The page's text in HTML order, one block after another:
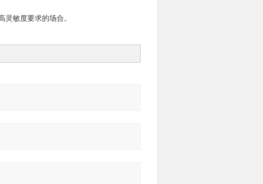
敏度要求的场合。